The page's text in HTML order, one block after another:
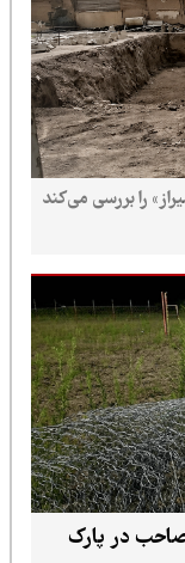
بررسی می‌کند
در پارک